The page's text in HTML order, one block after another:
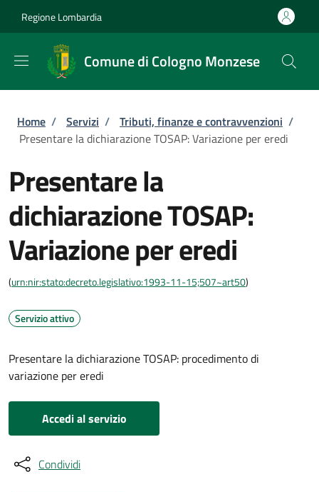
Regione Lombardia
Comune di Cologno Monzese
Briciole di pane
Home / Servizi / Tributi, finanze e contravvenzioni /
Presentare la dichiarazione TOSAP: Variazione per eredi
Presentare la
dichiarazione TOSAP:
Variazione per eredi
(urn:nir:stato:decreto.legislativo:1993-11-15;507~art50)
Servizio attivo
Presentare la dichiarazione TOSAP: procedimento di
variazione per eredi
Accedi al servizio
Condividi